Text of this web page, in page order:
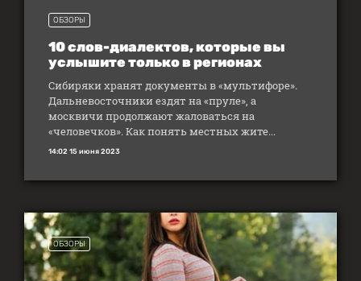
ОБЗОРЫ
10 слов-диалектов, которые вы
услышите только в регионах
Сибиряки хранят документы в «мультифоре».
Дальневосточники ездят на «пруле», а
москвичи продолжают жаловаться на
«человечков». Как понять местных жите...
14:02 15 июня 2023
ОБЗОРЫ